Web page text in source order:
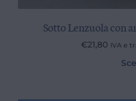
Sotto Lenzuola con
€21,80 IVA e